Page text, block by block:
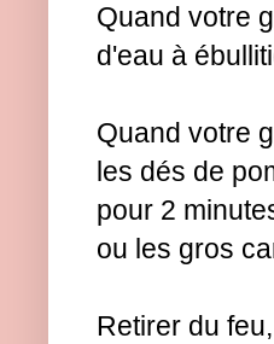
Quand votre
d'eau à
Quand votre
les dés de
pour 2
ou les gros
Retirer du